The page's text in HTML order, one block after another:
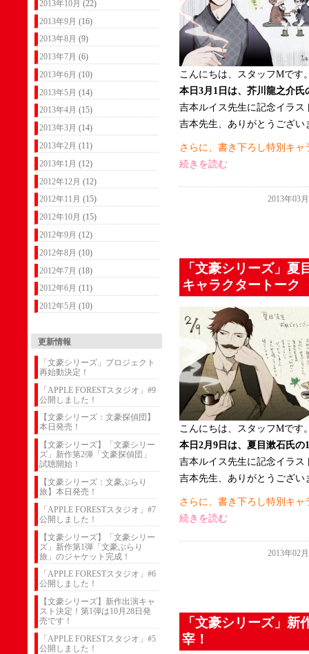
2013年10月 (22)
2013年9月 (16)
2013年8月 (9)
2013年7月 (6)
2013年6月 (10)
2013年5月 (14)
2013年4月 (15)
2013年3月 (14)
2013年2月 (11)
2013年1月 (12)
2012年12月 (12)
2012年11月 (15)
2012年10月 (15)
2012年9月 (12)
2012年8月 (10)
2012年7月 (18)
2012年6月 (11)
2012年5月 (10)
更新情報
「文豪シリーズ」プロジェクト
再始動決定！
「APPLE FORESTスタジオ」#9
公開しました！
【文豪シリーズ：文豪探偵団】
本日発売！
【文豪シリーズ】「文豪シリー
ズ」新作第2弾「文豪探偵団」
試聴開始！
【文豪シリーズ：文豪ぶらり
旅】本日発売！
「APPLE FORESTスタジオ」#7
公開しました！
【文豪シリーズ】「文豪シリー
ズ」新作第1弾「文豪ぶらり
旅」のジャケット完成！
「APPLE FORESTスタジオ」#6
公開しました！
【文豪シリーズ】新作出演キャ
スト決定！第1弾は10月28日発
売です！
「APPLE FORESTスタジオ」#5
公開しました！
こんにちは、スタッフMです
本日3月1日は、芥川龍之介氏
吉本ルイス先生に記念イラ
吉本先生、ありがとうござい
さらに、書き下ろし特別キ
続きを読む
2013年03
「文豪シリーズ」
キャラクタートーク
こんにちは、スタッフMです
本日2月9日は、夏目漱石氏の
吉本ルイス先生に記念イラ
吉本先生、ありがとうござい
さらに、書き下ろし特別キ
続きを読む
2013年02
「文豪シリーズ」
宰！